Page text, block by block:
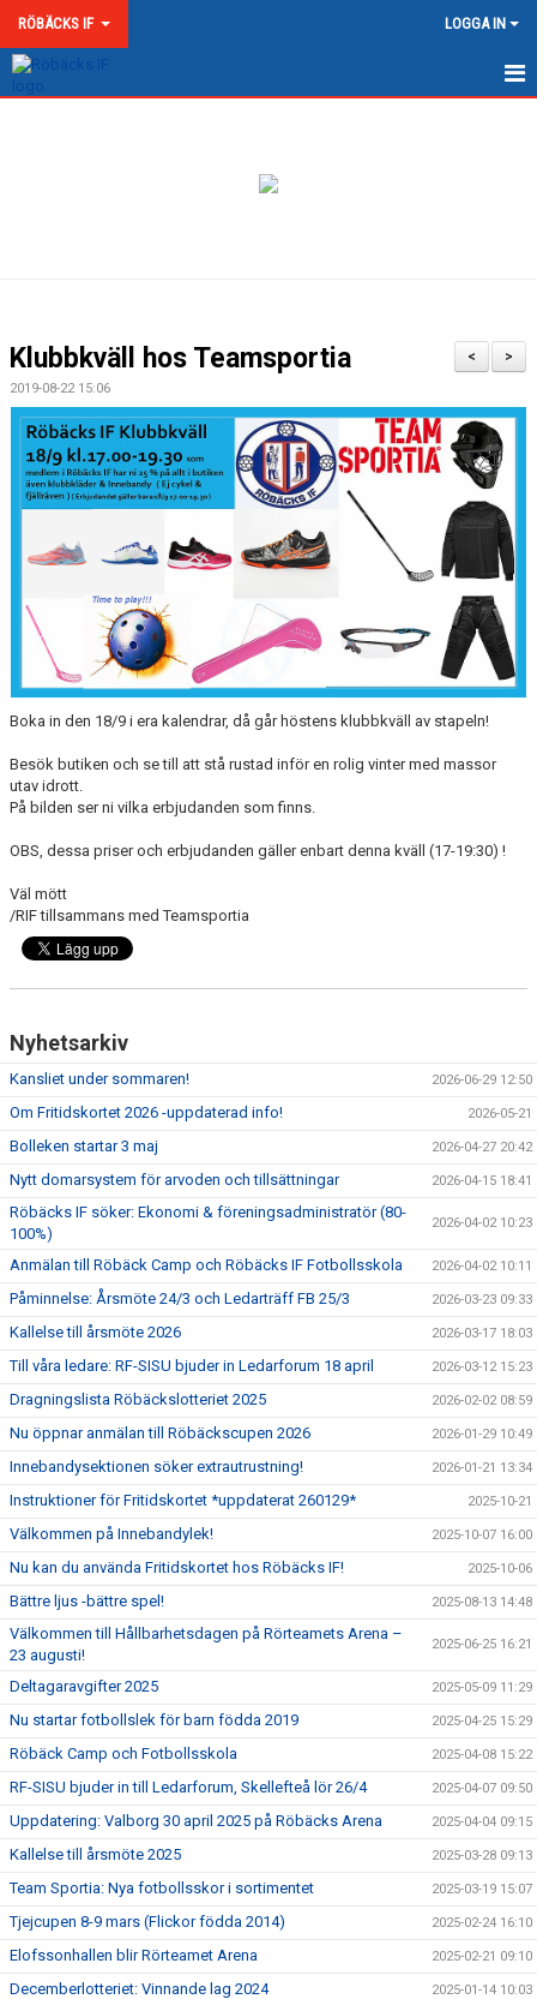
RÖBÄCKS IF LOGGA IN
MATCHER
MEDLEMSKAP & AVGIFTER
RÖBÄCKS ARENA
>
<
Klubbkväll hos Teamsportia
2019-08-22 15:06
Boka in den 18/9 i era kalendrar, då går höstens klubbkväll av stapeln!
Besök butiken och se till att stå rustad inför en rolig vinter med massor
utav idrott.
På bilden ser ni vilka erbjudanden som finns.
OBS, dessa priser och erbjudanden gäller enbart denna kväll (17-19:30) !
Väl mött
/RIF tillsammans med Teamsportia
Nyhetsarkiv
Kansliet under sommaren! 2026-06-29 12:50
Om Fritidskortet 2026 -uppdaterad info! 2026-05-21
Bolleken startar 3 maj 2026-04-27 20:42
Nytt domarsystem för arvoden och tillsättningar 2026-04-15 18:41
Röbäcks IF söker: Ekonomi & föreningsadministratör (80-
100%)
2026-04-02 10:23
Anmälan till Röbäck Camp och Röbäcks IF Fotbollsskola 2026-04-02 10:11
Påminnelse: Årsmöte 24/3 och Ledarträff FB 25/3 2026-03-23 09:33
Kallelse till årsmöte 2026 2026-03-17 18:03
Till våra ledare: RF-SISU bjuder in Ledarforum 18 april 2026-03-12 15:23
Dragningslista Röbäckslotteriet 2025 2026-02-02 08:59
Nu öppnar anmälan till Röbäckscupen 2026 2026-01-29 10:49
Innebandysektionen söker extrautrustning! 2026-01-21 13:34
Instruktioner för Fritidskortet *uppdaterat 260129* 2025-10-21
Välkommen på Innebandylek! 2025-10-07 16:00
Nu kan du använda Fritidskortet hos Röbäcks IF! 2025-10-06
Bättre ljus -bättre spel! 2025-08-13 14:48
Välkommen till Hållbarhetsdagen på Rörteamets Arena –
23 augusti!
2025-06-25 16:21
Deltagaravgifter 2025 2025-05-09 11:29
Nu startar fotbollslek för barn födda 2019 2025-04-25 15:29
Röbäck Camp och Fotbollsskola 2025-04-08 15:22
RF-SISU bjuder in till Ledarforum, Skellefteå lör 26/4 2025-04-07 09:50
Uppdatering: Valborg 30 april 2025 på Röbäcks Arena 2025-04-04 09:15
Kallelse till årsmöte 2025 2025-03-28 09:13
Team Sportia: Nya fotbollsskor i sortimentet 2025-03-19 15:07
Tjejcupen 8-9 mars (Flickor födda 2014) 2025-02-24 16:10
Elofssonhallen blir Rörteamet Arena 2025-02-21 09:10
Decemberlotteriet: Vinnande lag 2024 2025-01-14 10:03